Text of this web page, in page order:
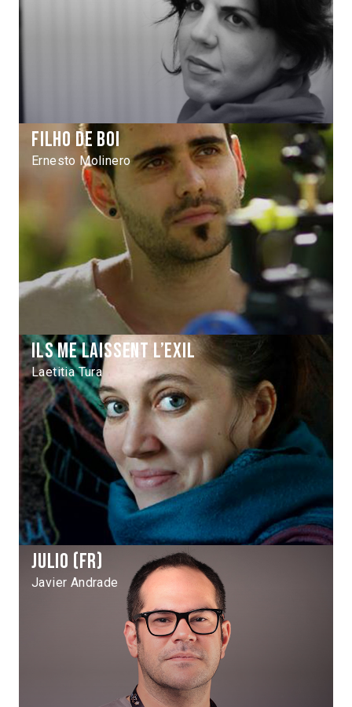
Filho de Boi
Ernesto Molinero
Ils me laissent l’exil
Laetitia Tura
Julio (fr)
Javier Andrade